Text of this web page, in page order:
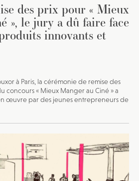
des prix pour « Mieux
», le jury a dû faire face
innovants et
à Paris, la cérémonie de remise des
concours « Mieux Manger au Ciné » a
œuvre par des jeunes entrepreneurs de